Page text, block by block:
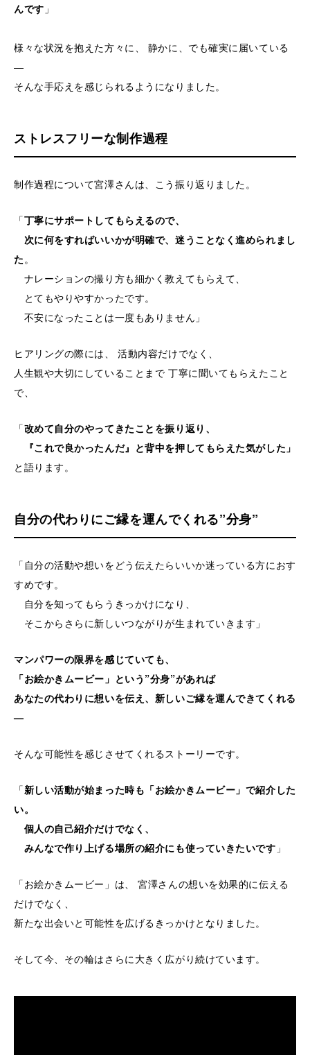
んです 」
様々な状況を抱えた方々に、 静かに、でも確実に届いている
—
そんな手応えを感じられるようになりました。
ストレスフリーな制作過程
制作過程について宮澤さんは、こう振り返りました。
「丁寧にサポートしてもらえるので、
次に何をすればいいかが明確で、迷うことなく進められまし
た 。
ナレーションの撮り方も細かく教えてもらえて、
とてもやりやすかったです。
不安になったことは一度もありません」
ヒアリングの際には、 活動内容だけでなく、
人生観や大切にしていることまで 丁寧に聞いてもらえたこと
で、
「改めて自分のやってきたことを振り返り、
『これで良かったんだ』と背中を押してもらえた気がした」
と語ります。
自分の代わりにご縁を運んでくれる”分身”
「自分の活動や想いをどう伝えたらいいか迷っている方におす
すめです。
自分を知ってもらうきっかけになり、
そこからさらに新しいつながりが生まれていきます」
マンパワーの限界を感じていても、
「お絵かきムービー」という”分身”があれば
あなたの代わりに想いを伝え、新しいご縁を運んできてくれる
—
そんな可能性を感じさせてくれるストーリーです。
「新しい活動が始まった時も「お絵かきムービー」で紹介した
い。
個人の自己紹介だけでなく、
みんなで作り上げる場所の紹介にも使っていきたいです 」
「お絵かきムービー」は、 宮澤さんの想いを効果的に伝える
だけでなく、
新たな出会いと可能性を広げるきっかけとなりました。
そして今、その輪はさらに大きく広がり続けています。